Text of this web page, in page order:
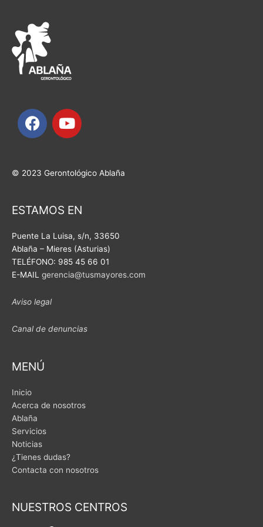
F
a
b
o
k
Y
o
u
e
© 2023 Gerontológico Ablaña
ESTAMOS EN
Puente La Luisa, s/n, 33650
Ablaña – Mieres (Asturias)
TELÉFONO: 985 45 66 01
E-MAIL gerencia@tusmayores.com
Aviso legal
Canal de denuncias
MENÚ
Inicio
Acerca de nosotros
Ablaña
Servicios
Noticias
¿Tienes dudas?
Contacta con nosotros
NUESTROS CENTROS